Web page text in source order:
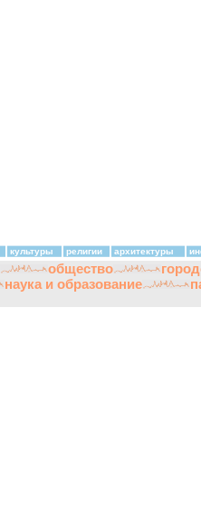
культуры религии архитектуры
общество
наука и образование